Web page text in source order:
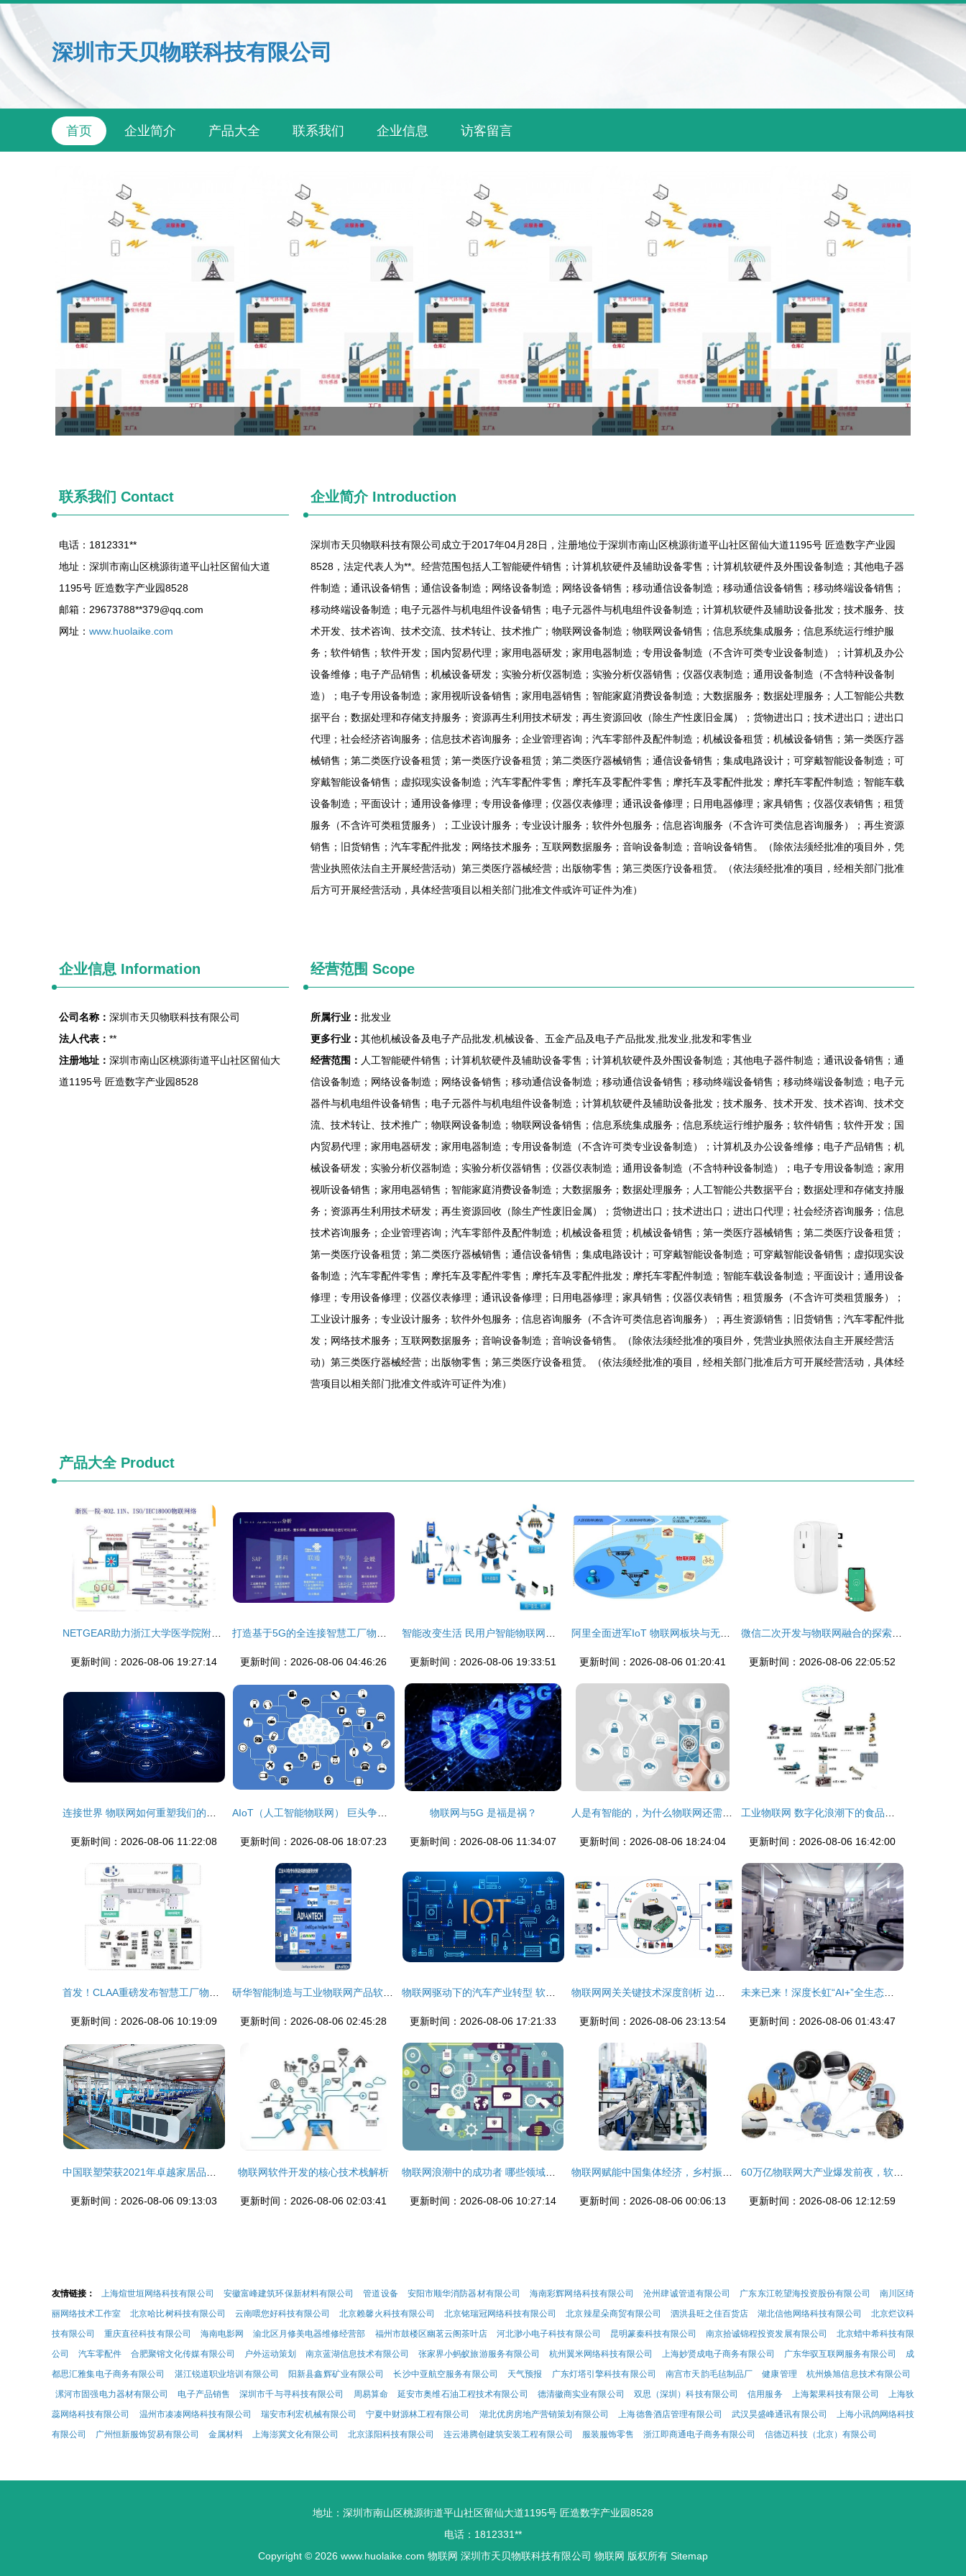
深圳市天贝物联科技有限公司
首页 企业简介 产品大全 联系我们 企业信息 访客留言
联系我们 Contact
电话：1812331**
地址：深圳市南山区桃源街道平山社区留仙大道
1195号 匠造数字产业园8528
邮箱：29673788**379@qq.com
网址： www.huolaike.com
企业简介Introduction
深圳市天贝物联科技有限公司成立于2017年04月28日，注册地位于深圳市南山区桃源街道平山社区留仙大道1195号 匠造数字产业园
8528，法定代表人为**。经营范围包括人工智能硬件销售；计算机软硬件及辅助设备零售；计算机软硬件及外围设备制造；其他电子器
件制造；通讯设备销售；通信设备制造；网络设备制造；网络设备销售；移动通信设备制造；移动通信设备销售；移动终端设备销售；
移动终端设备制造；电子元器件与机电组件设备销售；电子元器件与机电组件设备制造；计算机软硬件及辅助设备批发；技术服务、技
术开发、技术咨询、技术交流、技术转让、技术推广；物联网设备制造；物联网设备销售；信息系统集成服务；信息系统运行维护服
务；软件销售；软件开发；国内贸易代理；家用电器研发；家用电器制造；专用设备制造（不含许可类专业设备制造）；计算机及办公
设备维修；电子产品销售；机械设备研发；实验分析仪器制造；实验分析仪器销售；仪器仪表制造；通用设备制造（不含特种设备制
造）；电子专用设备制造；家用视听设备销售；家用电器销售；智能家庭消费设备制造；大数据服务；数据处理服务；人工智能公共数
据平台；数据处理和存储支持服务；资源再生利用技术研发；再生资源回收（除生产性废旧金属）；货物进出口；技术进出口；进出口
代理；社会经济咨询服务；信息技术咨询服务；企业管理咨询；汽车零部件及配件制造；机械设备租赁；机械设备销售；第一类医疗器
械销售；第二类医疗设备租赁；第一类医疗设备租赁；第二类医疗器械销售；通信设备销售；集成电路设计；可穿戴智能设备制造；可
穿戴智能设备销售；虚拟现实设备制造；汽车零配件零售；摩托车及零配件零售；摩托车及零配件批发；摩托车零配件制造；智能车载
设备制造；平面设计；通用设备修理；专用设备修理；仪器仪表修理；通讯设备修理；日用电器修理；家具销售；仪器仪表销售；租赁
服务（不含许可类租赁服务）；工业设计服务；专业设计服务；软件外包服务；信息咨询服务（不含许可类信息咨询服务）；再生资源
销售；旧货销售；汽车零配件批发；网络技术服务；互联网数据服务；音响设备制造；音响设备销售。（除依法须经批准的项目外，凭
营业执照依法自主开展经营活动）第三类医疗器械经营；出版物零售；第三类医疗设备租赁。（依法须经批准的项目，经相关部门批准
后方可开展经营活动，具体经营项目以相关部门批准文件或许可证件为准）
企业信息 Information
公司名称： 深圳市天贝物联科技有限公司
法人代表： **
注册地址： 深圳市南山区桃源街道平山社区留仙大
道1195号 匠造数字产业园8528
经营范围 Scope
所属行业： 批发业
更多行业： 其他机械设备及电子产品批发,机械设备、五金产品及电子产品批发,批发业,批发和零售业
经营范围： 人工智能硬件销售；计算机软硬件及辅助设备零售；计算机软硬件及外围设备制造；其他电子器件制造；通讯设备销售；通
信设备制造；网络设备制造；网络设备销售；移动通信设备制造；移动通信设备销售；移动终端设备销售；移动终端设备制造；电子元
器件与机电组件设备销售；电子元器件与机电组件设备制造；计算机软硬件及辅助设备批发；技术服务、技术开发、技术咨询、技术交
流、技术转让、技术推广；物联网设备制造；物联网设备销售；信息系统集成服务；信息系统运行维护服务；软件销售；软件开发；国
内贸易代理；家用电器研发；家用电器制造；专用设备制造（不含许可类专业设备制造）；计算机及办公设备维修；电子产品销售；机
械设备研发；实验分析仪器制造；实验分析仪器销售；仪器仪表制造；通用设备制造（不含特种设备制造）；电子专用设备制造；家用
视听设备销售；家用电器销售；智能家庭消费设备制造；大数据服务；数据处理服务；人工智能公共数据平台；数据处理和存储支持服
务；资源再生利用技术研发；再生资源回收（除生产性废旧金属）；货物进出口；技术进出口；进出口代理；社会经济咨询服务；信息
技术咨询服务；企业管理咨询；汽车零部件及配件制造；机械设备租赁；机械设备销售；第一类医疗器械销售；第二类医疗设备租赁；
第一类医疗设备租赁；第二类医疗器械销售；通信设备销售；集成电路设计；可穿戴智能设备制造；可穿戴智能设备销售；虚拟现实设
备制造；汽车零配件零售；摩托车及零配件零售；摩托车及零配件批发；摩托车零配件制造；智能车载设备制造；平面设计；通用设备
修理；专用设备修理；仪器仪表修理；通讯设备修理；日用电器修理；家具销售；仪器仪表销售；租赁服务（不含许可类租赁服务）；
工业设计服务；专业设计服务；软件外包服务；信息咨询服务（不含许可类信息咨询服务）；再生资源销售；旧货销售；汽车零配件批
发；网络技术服务；互联网数据服务；音响设备制造；音响设备销售。（除依法须经批准的项目外，凭营业执照依法自主开展经营活
动）第三类医疗器械经营；出版物零售；第三类医疗设备租赁。（依法须经批准的项目，经相关部门批准后方可开展经营活动，具体经
营项目以相关部门批准文件或许可证件为准）
产品大全Product
更新时间：2026-08-06 19:27:14 更新时间：2026-08-06 04:46:26 更新时间：2026-08-06 19:33:51 更新时间：2026-08-06 01:20:41 更新时间：2026-08-06 22:05:52
更新时间：2026-08-06 11:22:08 更新时间：2026-08-06 18:07:23
物联网与5G 是福是祸？
更新时间：2026-08-06 11:34:07 更新时间：2026-08-06 18:24:04 更新时间：2026-08-06 16:42:00
更新时间：2026-08-06 10:19:09 更新时间：2026-08-06 02:45:28 更新时间：2026-08-06 17:21:33 更新时间：2026-08-06 23:13:54 更新时间：2026-08-06 01:43:47
更新时间：2026-08-06 09:13:03
物联网软件开发的核心技术栈解析
更新时间：2026-08-06 02:03:41 更新时间：2026-08-06 10:27:14 更新时间：2026-08-06 00:06:13 更新时间：2026-08-06 12:12:59
友情链接： 上海煊世垣网络科技有限公司 安徽富峰建筑环保新材料有限公司 管道设备 安阳市顺华消防器材有限公司 海南彩辉网络科技有限公司 沧州肆诚管道有限公司 广东东江乾望海投资股份有限公司
南川区绮
丽网络技术工作室
北京哈比树科技有限公司 云南喂您好科技有限公司 北京赖馨火科技有限公司 北京铭瑞冠网络科技有限公司 北京辣星朵商贸有限公司 泗洪县旺之佳百货店 湖北信他网络科技有限公司
北京烂议科
技有限公司
重庆直径科技有限公司 海南电影网 渝北区月修美电器维修经营部 福州市鼓楼区幽茗云阁茶叶店 河北渺小电子科技有限公司 昆明篆秦科技有限公司 南京拾诚锦程投资发展有限公司
北京蜡中希科技有限
公司
汽车零配件 合肥聚镕文化传媒有限公司 户外运动策划 南京蓝湖信息技术有限公司 张家界小蚂蚁旅游服务有限公司 杭州翼米网络科技有限公司 上海妙贤成电子商务有限公司 广东华驭互联网服务有限公司
成
都思汇雅集电子商务有限公司
湛江锐道职业培训有限公司 阳新县鑫辉矿业有限公司 长沙中亚航空服务有限公司 天气预报 广东灯塔引擎科技有限公司 南宫市天韵毛毡制品厂 健康管理
杭州焕旭信息技术有限公司
漯河市固强电力器材有限公司
电子产品销售 深圳市千与寻科技有限公司 周易算命 延安市奥维石油工程技术有限公司 德清徽商实业有限公司 双思（深圳）科技有限公司 信用服务 上海絮果科技有限公司
上海狄
蕊网络科技有限公司
温州市凑凑网络科技有限公司 瑞安市利宏机械有限公司 宁夏中财源林工程有限公司 湖北优房房地产营销策划有限公司 上海德鲁酒店管理有限公司 武汉昊盛峰通讯有限公司
上海小讯鸽网络科技
有限公司
广州恒新服饰贸易有限公司 金属材料 上海澎冀文化有限公司 北京漾阳科技有限公司 连云港腾创建筑安装工程有限公司 服装服饰零售 浙江即商通电子商务有限公司 信德迈科技（北京）有限公司
地址：深圳市南山区桃源街道平山社区留仙大道1195号 匠造数字产业园8528
电话：1812331**
Copyright © 2026 www.huolaike.com 物联网 深圳市天贝物联科技有限公司 物联网 版权所有 Sitemap